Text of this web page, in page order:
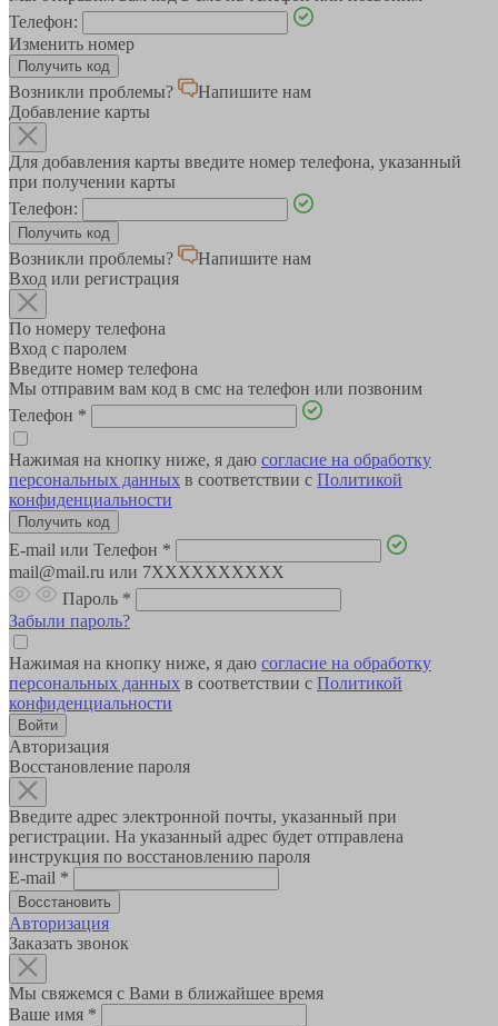
Телефон:
Изменить номер
Возникли проблемы?
Напишите нам
Добавление карты
Для добавления карты введите номер телефона, указанный
при получении карты
Телефон:
Возникли проблемы?
Напишите нам
Вход или регистрация
По номеру телефона
Вход с паролем
Введите номер телефона
Мы отправим вам код в смс на телефон или позвоним
Телефон *
Нажимая на кнопку ниже, я даю согласие на обработку
персональных данных в соответствии с Политикой
конфиденциальности
E-mail или Телефон *
mail@mail.ru или 7XXXXXXXXXX
Пароль *
Забыли пароль?
Нажимая на кнопку ниже, я даю согласие на обработку
персональных данных в соответствии с Политикой
конфиденциальности
Авторизация
Восстановление пароля
Введите адрес электронной почты, указанный при
регистрации. На указанный адрес будет отправлена
инструкция по восстановлению пароля
E-mail *
Авторизация
Заказать звонок
Мы свяжемся с Вами в ближайшее время
Ваше имя *